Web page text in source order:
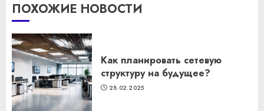
ПОХОЖИЕ НОВОСТИ
Как планировать сетевую
структуру на будущее?
28.02.2025